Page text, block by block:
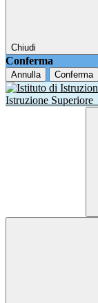
Chiudi
Conferma
Annulla Conferma
Istruzione Superiore